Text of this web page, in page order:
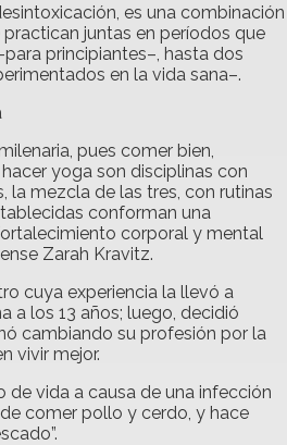
es una combinación
juntas en períodos que
principiantes–, hasta dos
en la vida sana–.
pues comer bien,
yoga son disciplinas con
mezcla de las tres, con rutinas
conforman una
corporal y mental
Zarah Kravitz.
cuya experiencia la llevó a
a los 13 años; luego, decidió
cambiando su profesión por la
vivir mejor.
de vida a causa de una infección
comer pollo y cerdo, y hace